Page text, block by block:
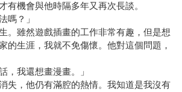
有機會與他時隔多年又再次長談。
嗎？」
。雖然遊戲插畫的工作非常有趣，但是想
的生涯，我就不免傷懷。他對這個問題，
，我還想畫漫畫。」
失，他仍有滿腔的熱情。我知道是我沒有